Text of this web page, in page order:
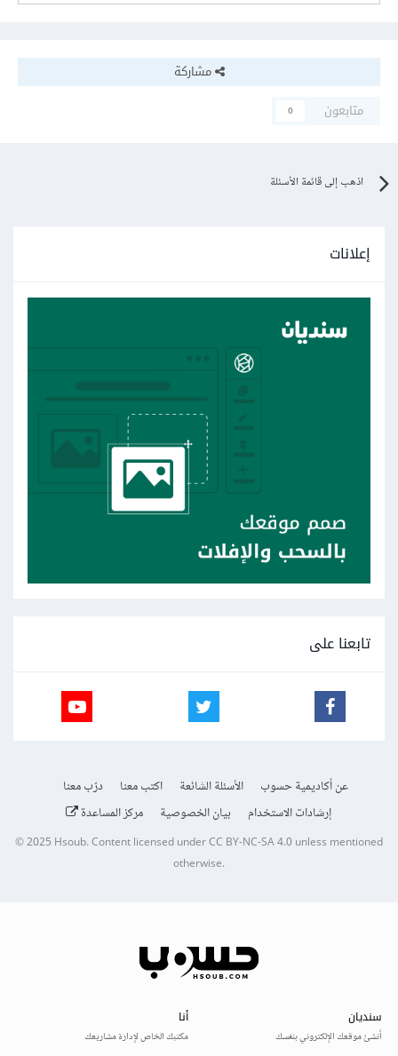
مشاركة
متابعون
0
اذهب إلى قائمة الأسئلة
إعلانات
تابعنا على
عن أكاديمية حسوب الأسئلة الشائعة اكتب معنا
درّب معنا
إرشادات الاستخدام
بيان الخصوصية مركز المساعدة
© 2025Hsoub.Content licensed underCC BY-NC-SA 4.0unless mentioned
otherwise.